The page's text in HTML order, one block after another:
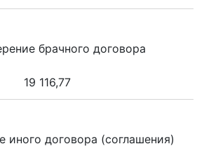
брачного договора
19 116,77
иного договора (соглашения)